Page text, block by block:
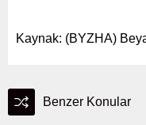
Kaynak: (BYZHA)
Benzer Konular